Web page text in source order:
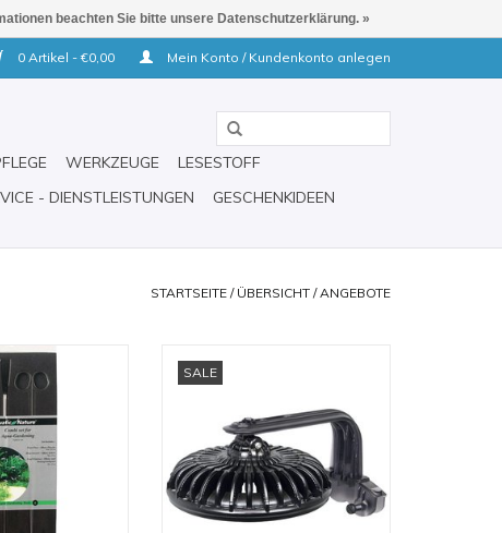
0 Artikel - €0,00 Mein Konto / Kundenkonto anlegen
WERKZEUGE
LESESTOFF
- DIENSTLEISTUNGEN GESCHENKIDEEN
STARTSEITE / ÜBERSICHT /ANGEBOTE
Aquascaping
HINZUFÜGEN
SALE
ZUM WARENKORB HINZUFÜGEN
beachten Sie bitte unsere Datenschutzerklärung. »